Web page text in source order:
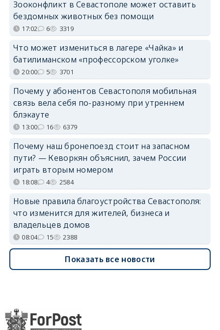
Зооконфликт в Севастополе может оставить
бездомных животных без помощи
17:02 6 3319
Что может измениться в лагере «Чайка» и
батилиманском «профессорском уголке»
20:00 5 3701
Почему у абонентов Севастополя мобильная
связь вела себя по-разному при утреннем
блэкауте
13:00 16 6379
Почему наш бронепоезд стоит на запасном
пути? — Кеворкян объяснил, зачем России
играть вторым номером
18:08 4 2584
Новые правила благоустройства Севастополя:
что изменится для жителей, бизнеса и
владельцев домов
08:04 15 2388
Показать все новости